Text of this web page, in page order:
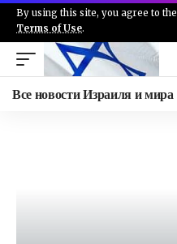
By using this site, you agree to the
Terms of Use.
Все новости Израиля и мира